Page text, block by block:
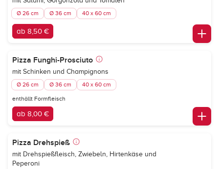
Ø 26 cm Ø 36 cm 40 x 60 cm
ab 8,50 €
Pizza Funghi-Prosciuto
mit Schinken und Champignons
Ø 26 cm Ø 36 cm 40 x 60 cm
enthällt Formfleisch
ab 8,00 €
Pizza Drehspieß
mit Drehspießfleisch, Zwiebeln, Hirtenkäse und
Peperoni